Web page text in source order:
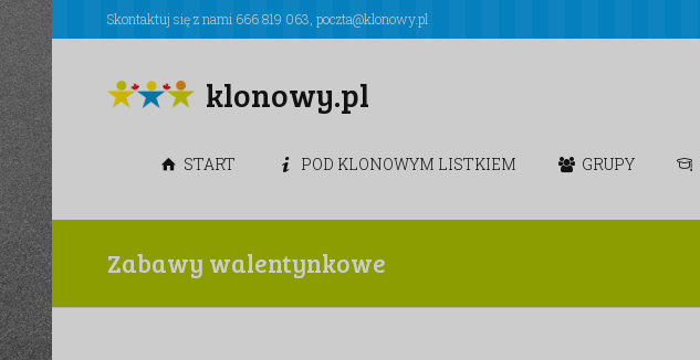
Skontaktuj się z nami 666 819 063 poczta@klonowy.pl
klonowy.pl
START POD KLONOWYM LISTKIEM GRUPY
Zabawy walentynkowe